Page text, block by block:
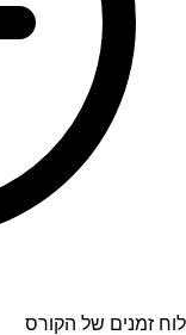
לוח זמנים של הקורס